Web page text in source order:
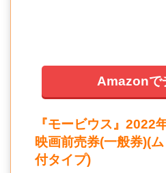
Amazonで
『モービウス』2022
映画前売券(一般券)(
付タイプ)